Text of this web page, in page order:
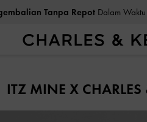
& Pajak Dibayar
ITZ MINE X CHARLES